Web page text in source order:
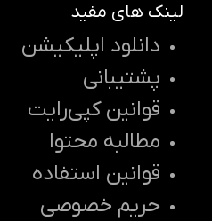
لینک های مفید
دانلود اپلیکیشن
پشتیبانی
قوانین کپی‌رایت
مطالبه محتوا
قوانین استفاده
حریم خصوصی